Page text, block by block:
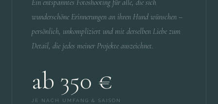
Ein entspanntes Fotoshooting für alle, die sich
wunderschöne Erinnerungen an ihren Hund wünschen –
persönlich, unkompliziert und mit derselben Liebe zum
Detail, die jedes meiner Projekte auszeichnet.
ab 350 €
JE NACH UMFANG & SAISON